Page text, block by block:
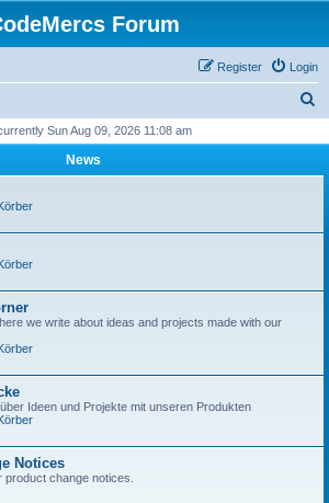
Forum
Login
Register
r
h
Sun Aug 09, 2026 11:08 am
News
we write about ideas and projects made with our
Ideen und Projekte mit unseren Produkten
Notices
change notices.